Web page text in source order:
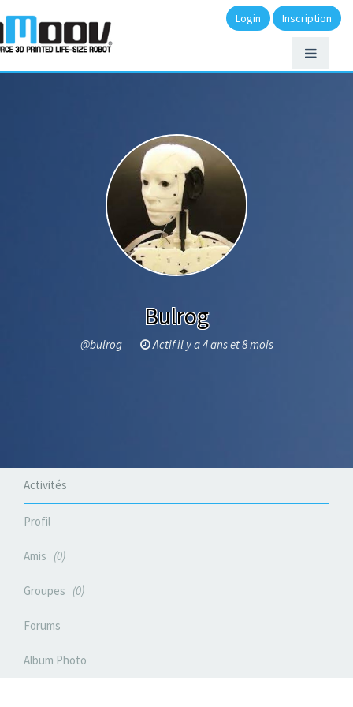
Login Inscription
Bulrog
@bulrog Actif il y a 4 ans et 8 mois
Activités
Profil
Amis 0
Groupes 0
Forums
Album Photo